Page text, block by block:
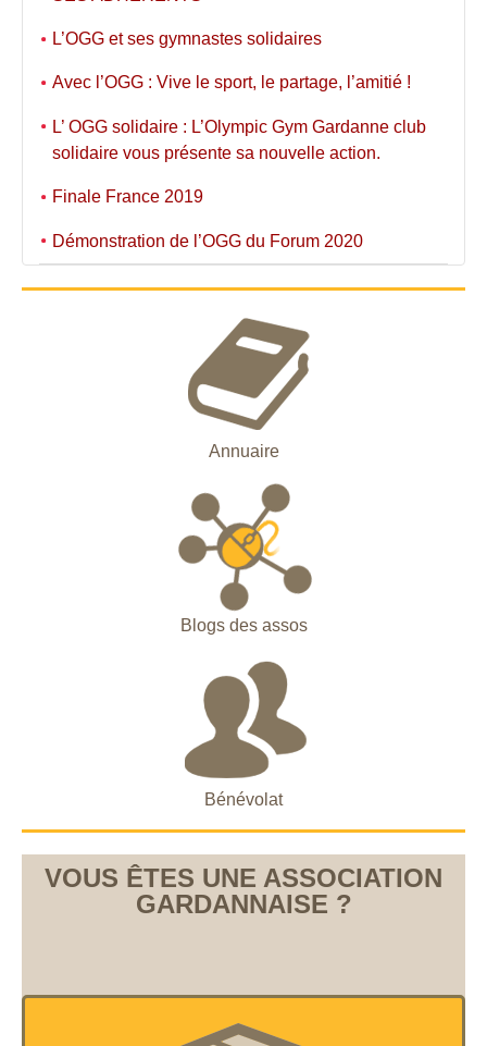
L’OGG et ses gymnastes solidaires
Avec l’OGG : Vive le sport, le partage, l’amitié !
L’ OGG solidaire : L’Olympic Gym Gardanne club
solidaire vous présente sa nouvelle action.
Finale France 2019
Démonstration de l’OGG du Forum 2020
Annuaire
Blogs des assos
Bénévolat
VOUS ÊTES UNE ASSOCIATION
GARDANNAISE ?